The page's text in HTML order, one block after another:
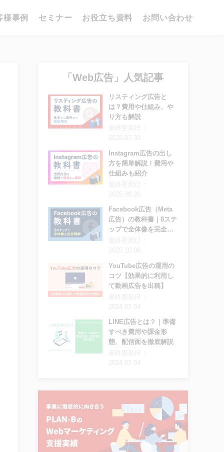
様事例 セミナー お役立ち資料 お問い合わせ
「Web広告」人気記事
リスティング広告と
は？費用や仕組み、や
り方も解説
Instagram広告の出し
方を簡単解説！費用や
仕組みも紹介
Facebook広告（Meta
広告）の教科書｜8ステ
ップで全体像を完全理
YouTube広告の運用の
コツ【効果的に利用し
て動画広告を出稿】
LINE広告とは？｜準備
すべき費用や課金形
態、配信面を徹底解説